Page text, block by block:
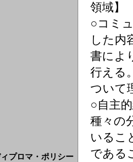
プロマ・ポリシー
領域】
○コミ
した内
書によ
行える
ついて
○自主
種々の
いるこ
である